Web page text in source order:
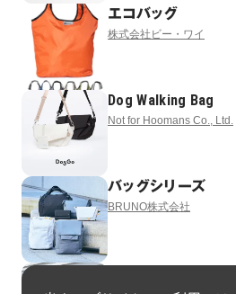
エコバッグ
株式会社ビー・ワイ
Dog Walking Bag
Not for Hoomans Co., Ltd.
バッグシリーズ
BRUNO株式会社